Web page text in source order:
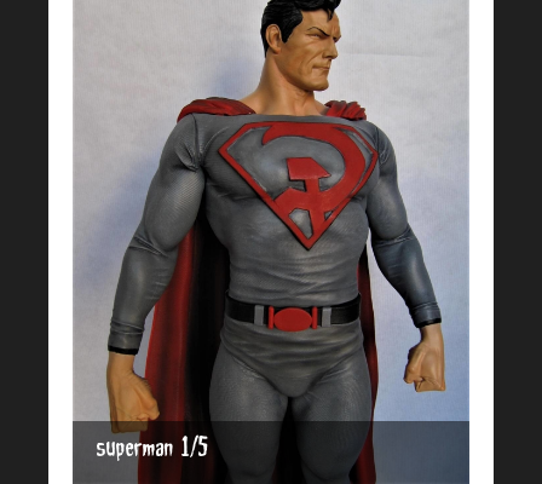
superman 1/5